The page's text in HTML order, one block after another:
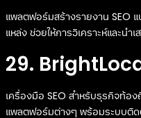
แพลตฟอร์มสร้างรายงาน SEO
แหล่ง ช่วยให้การวิเคราะห์และน
29.
เครื่องมือ SEO สำหรับธุรกิจท้อ
แพลตฟอร์มต่างๆ พร้อมระบบติ